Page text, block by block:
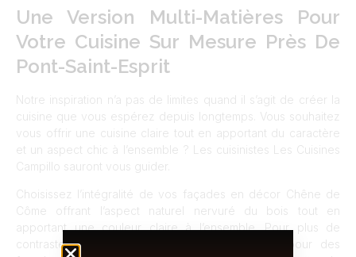
Une Version Multi-Matières Pour
Votre Cuisine Sur Mesure Près De
Pont-Saint-Esprit
Notre inspiration n’a pas de limites quand il s’agit de créer la
cuisine que vous espérez depuis longtemps. Vous souhaitez
vous offrir une cuisine claire tout en apportant du caractère
et un aspect chic à l’ensemble ? Les cuisinistes Les Cuisines
Campillo sauront vous guider.
Choisissez l’intégralité de vos façades en décor Chêne de
Côme offrant l’aspect naturel nervuré du bois tout en
apportant une couleur claire à l’ensemble. Pour plus de
contraste et une touche de modernité, optez pour des